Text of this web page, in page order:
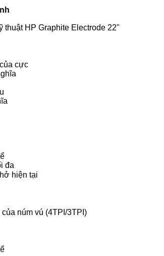
thuật HP Graphite Electrode 22"
cực
đa
hiện tại
núm vú (4TPI/3TPI)